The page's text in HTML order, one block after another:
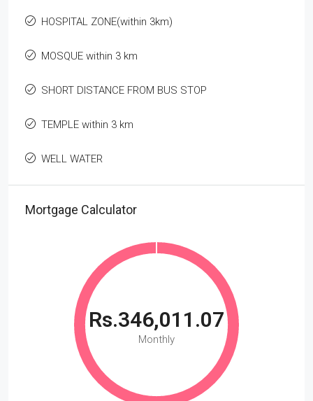
HOSPITAL ZONE(within 3km)
MOSQUE within 3 km
SHORT DISTANCE FROM BUS STOP
TEMPLE within 3 km
WELL WATER
Mortgage Calculator
Rs.346,011.07
Monthly